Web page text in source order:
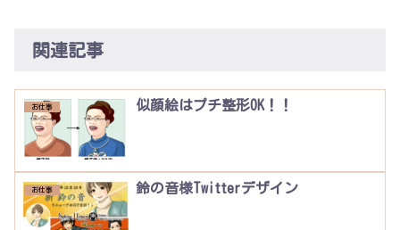
関連記事
お仕事 似顔絵はプチ整形OK！！
お仕事 鈴の音様Twitterデザイン